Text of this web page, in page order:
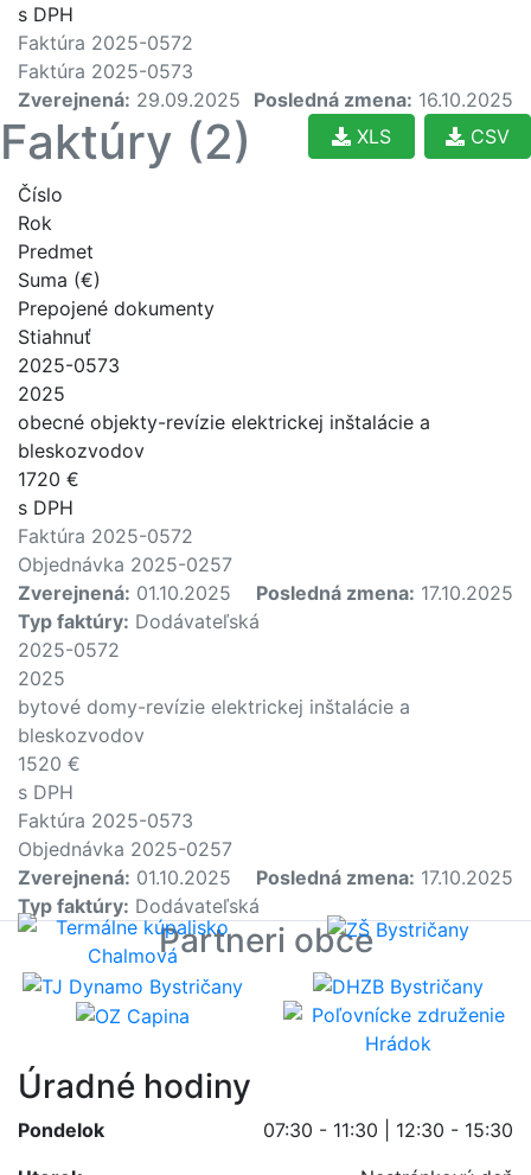
s DPH
Faktúra 2025-0572
Faktúra 2025-0573
Zverejnená: 29.09.2025 Posledná zmena: 16.10.2025
Faktúry (2) CSV
XLS
Číslo
Rok
Predmet
Suma (€)
Prepojené dokumenty
Stiahnuť
2025-0573
2025
obecné objekty-revízie elektrickej inštalácie a
bleskozvodov
1720 €
s DPH
Faktúra 2025-0572
Objednávka 2025-0257
Zverejnená: 01.10.2025 Posledná zmena: 17.10.2025
Typ faktúry: Dodávateľská
2025-0572
2025
bytové domy-revízie elektrickej inštalácie a
bleskozvodov
1520 €
s DPH
Faktúra 2025-0573
Objednávka 2025-0257
Zverejnená: 01.10.2025 Posledná zmena: 17.10.2025
Typ faktúry: Dodávateľská
Partneri obce
Úradné hodiny
Pondelok
07:30 - 11:30 | 12:30 - 15:30